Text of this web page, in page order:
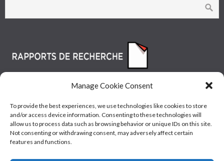
Manage Cookie Consent
To provide the best experiences, we use technologies like cookies to store
and/or access device information. Consenting to these technologies will
allow us to process data such as browsing behavior or unique IDs on this site.
Not consenting or withdrawing consent, may adversely affect certain
features and functions.